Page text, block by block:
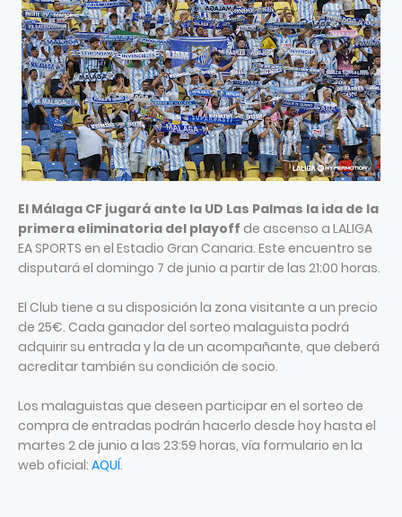
El Málaga CF jugará ante la UD Las Palmas la ida de la
primera eliminatoria del playoff de ascenso a LALIGA
EA SPORTS en el Estadio Gran Canaria. Este encuentro se
disputará el domingo 7 de junio a partir de las 21:00 horas.
El Club tiene a su disposición la zona visitante a un precio
de 25€. Cada ganador del sorteo malaguista podrá
adquirir su entrada y la de un acompañante, que deberá
acreditar también su condición de socio.
Los malaguistas que deseen participar en el sorteo de
compra de entradas podrán hacerlo desde hoy hasta el
martes 2 de junio a las 23:59 horas, vía formulario en la
web oficial: AQUÍ.